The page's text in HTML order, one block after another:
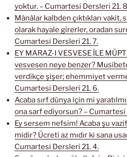
yoktur. – Cumartesi Dersleri 21.
Mânâlar kalbden çıktıkları vakit,
olarak hayale girerler, oradan
Cumartesi Dersleri 21. 7.
EY MARAZ-I VESVESE İLE
vesvesen neye benzer?
verdikçe şişer; ehemmiyet
Cumartesi Dersleri 21. 6.
Acaba sırf dünya için mi
ona sarf ediyorsun? – Cumartesi
Ey sersem nefsim! Acaba şu
midir? Ücreti az mıdır ki sana
Cumartesi Dersleri 21. 4.